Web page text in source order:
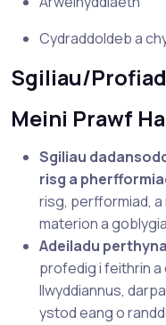
Cydraddoldeb a
Sgiliau/Profiad
Meini Prawf
Sgiliau
risg a
risg, perfformiad, a
materion a
Adeiladu
profedig i feithrin
llwyddiannus,
ystod eang o